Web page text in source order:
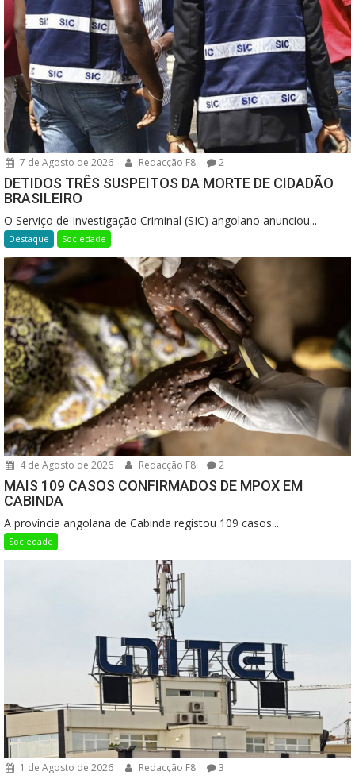
7 de Agosto de 2026 Redacção F8 2
DETIDOS TRÊS SUSPEITOS DA MORTE DE CIDADÃO
BRASILEIRO
O Serviço de Investigação Criminal (SIC) angolano anunciou...
Destaque Sociedade
4 de Agosto de 2026 Redacção F8 2
MAIS 109 CASOS CONFIRMADOS DE MPOX EM
CABINDA
A província angolana de Cabinda registou 109 casos...
Sociedade
1 de Agosto de 2026 Redacção F8 3